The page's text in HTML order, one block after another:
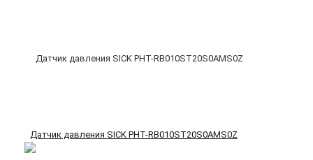
Датчик давления SICK PHT-RB010ST20S0AMS0Z